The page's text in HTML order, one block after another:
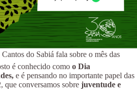
do Sabiá fala sobre o mês das
é conhecido como o Dia
e é pensando no importante papel das
que conversamos sobre juventude e